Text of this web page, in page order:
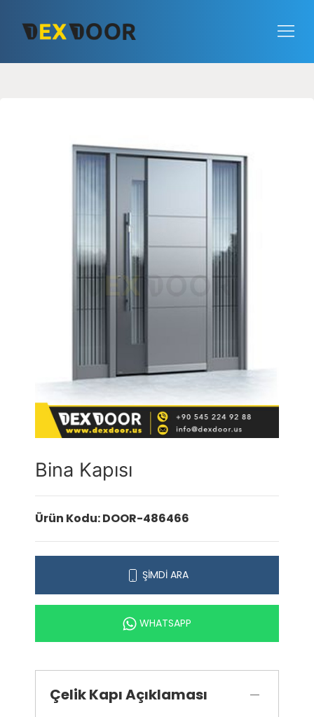
Bina Kapısı
Ürün Kodu: DOOR-486466
ŞİMDİ ARA
WHATSAPP
Çelik Kapı Açıklaması